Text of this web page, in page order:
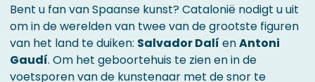
Bent u fan van Spaanse kunst? Catalonië nodigt u uit
om in de werelden van twee van de grootste figuren
van het land te duiken: Salvador Dalí enAntoni
Gaudí. Om het geboortehuis te zien en in de
voetsporen van de kunstenaar met de snor te